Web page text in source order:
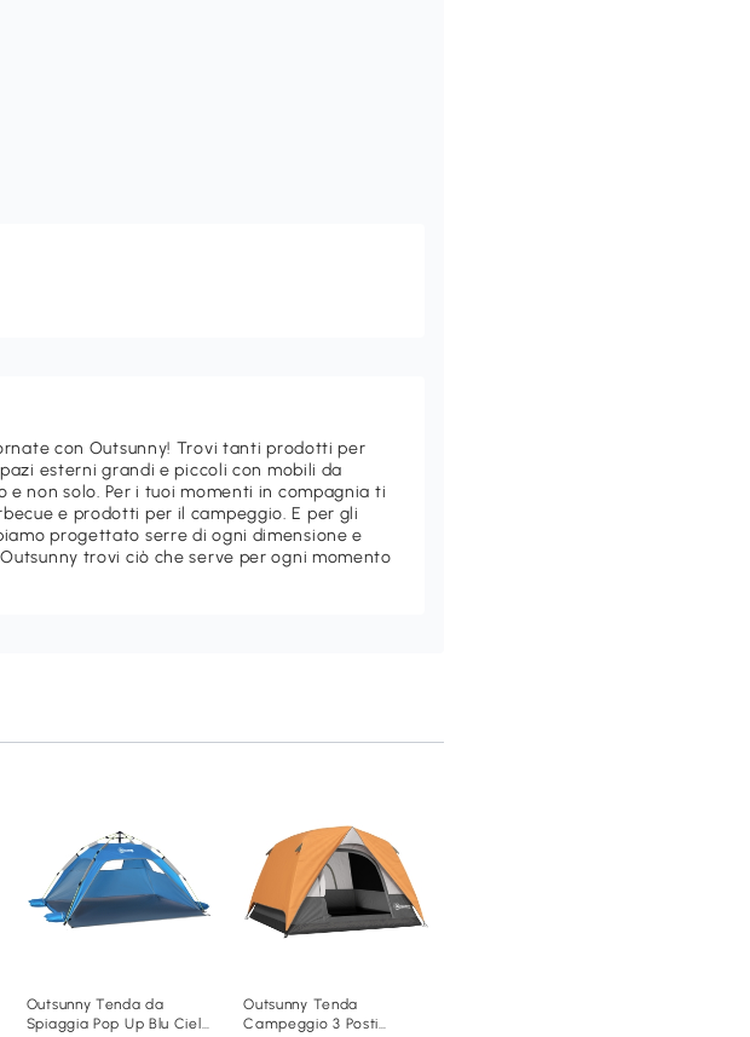
con Outsunny! Trovi tanti prodotti per
esterni grandi e piccoli con mobili da
e non solo. Per i tuoi momenti in compagnia ti
e prodotti per il campeggio. E per gli
progettato serre di ogni dimensione e
trovi ciò che serve per ogni momento
Outsunny Tenda da
Spiaggia Pop Up Blu Cielo
Outsunny Tenda
Campeggio 3 Posti